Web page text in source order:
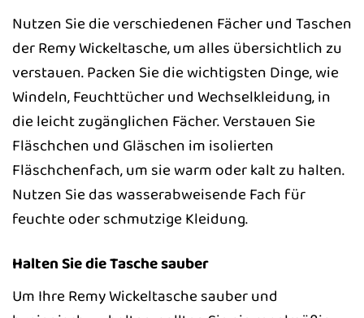
Nutzen Sie die verschiedenen Fächer und Taschen
der Remy Wickeltasche, um alles übersichtlich zu
verstauen. Packen Sie die wichtigsten Dinge, wie
Windeln, Feuchttücher und Wechselkleidung, in
die leicht zugänglichen Fächer. Verstauen Sie
Fläschchen und Gläschen im isolierten
Fläschchenfach, um sie warm oder kalt zu halten.
Nutzen Sie das wasserabweisende Fach für
feuchte oder schmutzige Kleidung.
Halten Sie die Tasche sauber
Um Ihre Remy Wickeltasche sauber und